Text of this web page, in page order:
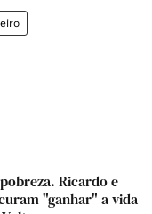
Ricardo e
"ganhar" a vida